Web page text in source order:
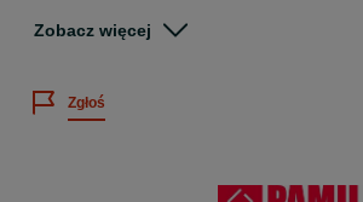
DRZWI STALOWYCH TECHNICZNYCH
DOSTĘPNE WYMIARY: "80", "90", "100",
WYSOKIEJ JAKOŚCI DRZWI DO
Zobacz więcej
Zgłoś